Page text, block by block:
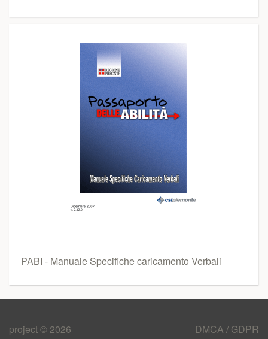
PABI - Manuale Specifiche caricamento Verbali
project © 2026
DMCA / GDPR